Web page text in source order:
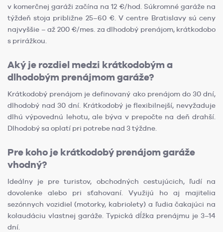
v komerčnej garáži začína na 12 €/hod. Súkromné garáže na
týždeň stoja približne 25–60 €. V centre Bratislavy sú ceny
najvyššie – až 200 €/mes. za dlhodobý prenájom, krátkodobo
s prirážkou.
Aký je rozdiel medzi krátkodobým a
dlhodobým prenájmom garáže?
Krátkodobý prenájom je definovaný ako prenájom do 30 dní,
dlhodobý nad 30 dní. Krátkodobý je flexibilnejší, nevyžaduje
dlhú výpovednú lehotu, ale býva v prepočte na deň drahší.
Dlhodobý sa oplatí pri potrebe nad 3 týždne.
Pre koho je krátkodobý prenájom garáže
vhodný?
Ideálny je pre turistov, obchodných cestujúcich, ľudí na
dovolenke alebo pri sťahovaní. Využijú ho aj majitelia
sezónnych vozidiel (motorky, kabriolety) a ľudia čakajúci na
kolaudáciu vlastnej garáže. Typická dĺžka prenájmu je 3–14
dní.